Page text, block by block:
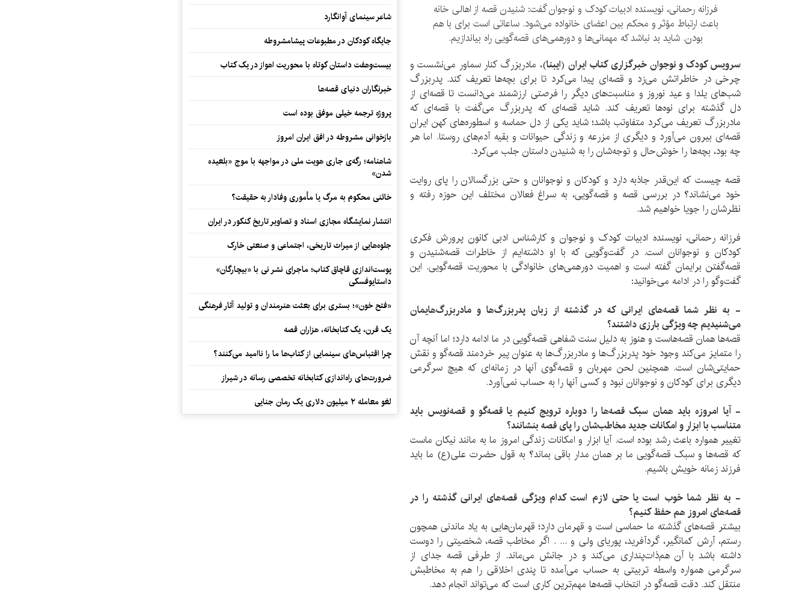
فرزانه رحمانی، نویسنده ادبیات کودک و نوجوان گفت: شنیدن قصه از اهالی خانه
باعث ارتباط مؤثر و محکم بین اعضای خانواده می‌شود. ساعاتی است برای با هم
بودن. شاید بد نباشد که مهمانی‌ها و دورهمی‌های قصه‌گویی راه بیاندازیم.
سرویس کودک و نوجوانخبرگزاری کتاب ایران(ایبنا)، مادربزرگ کنار سماور می‌نشست و
چرخی در خاطراتش می‌زد و قصه‌ای پیدا می‌کرد تا برای بچه‌ها تعریف کند. پدربزرگ
شب‌های یلدا و عید نوروز و مناسبت‌های دیگر را فرصتی ارزشمند می‌دانست تا قصه‌ای از
دل گذشته برای نوه‌ها تعریف کند. شاید قصه‌ای که پدربزرگ می‌گفت با قصه‌ای که
مادربزرگ تعریف می‌کرد متفاوتب باشد؛ شاید یکی از دل حماسه و اسطوره‌های کهن ایران
قصه‌ای بیرون می‌آورد و دیگری از مزرعه و زندگی حیوانات و بقیه آدم‌های روستا. اما هر
چه بود، بچه‌ها را خوش‌حال و توجه‌شان را به شنیدن داستان جلب می‌کرد.
قصه چیست که این‌قدر جاذبه دارد و کودکان و نوجوانان و حتی بزرگسالان را پای روایت
خود می‌نشاند؟ در بررسی قصه و قصه‌گویی، به سراغ فعالان مختلف این حوزه رفته و
نظرشان را جویا خواهیم شد.
فرزانه رحمانی، نویسنده ادبیات کودک و نوجوان و کارشناس ادبی کانون پرورش فکری
کودکان و نوجوانان است. در گفت‌وگویی که با او داشته‌ایم از خاطرات قصه‌شنیدن و
قصه‌گفتن برایمان گفته است و اهمیت دورهمی‌های خانوادگی با محوریت قصه‌گویی. این
گفت‌وگو را در ادامه می‌خوانید:
- به نظر شما قصه‌های ایرانی که در گذشته از زبان پدربزرگ‌ها و مادربزرگ‌هایمان
می‌شنیدیم چه ویژگی بارزی داشتند؟
قصه‌ها همان قصه‌هاست و هنوز به دلیل سنت شفاهی قصه‌گویی در ما ادامه دارد؛ اما آنچه آن
را متمایز می‌کند وجود خود پدربزرگ‌ها و مادربزرگ‌ها به عنوان پیر خردمند قصه‌گو و نقش
حمایتی‌شان است. همچنین لحن مهربان و قصه‌گوی آنها در زمانه‌ای که هیچ سرگرمی
دیگری برای کودکان و نوجوانان نبود و کسی آنها را به حساب نمی‌آورد.
- آیا امروزه باید همان سبک قصه‌ها را دوباره ترویج کنیم یا قصه‌گو و قصه‌نویس باید
متناسب با ابزار و امکانات جدید مخاطب‌شان را پای قصه بنشانند؟
تغییر همواره باعث رشد بوده است. آیا ابزار و امکانات زندگی امروز ما به مانند نیکان ماست
که قصه‌ها و سبک قصه‌گویی ما بر همان مدار باقی بماند؟ به قول حضرت علی(ع) ما باید
فرزند زمانه خویش باشیم.
- به نظر شما خوب است یا حتی لازم است کدام ویژگی قصه‌های ایرانی گذشته را در
قصه‌های امروز هم حفظ کنیم؟
بیشتر قصه‌های گذشته ما حماسی است و قهرمان دارد؛ قهرمان‌هایی به یاد ماندنی همچون
رستم، آرش کمانگیر، گردآفرید، پوریای ولی و ... . اگر مخاطب قصه، شخصیتی را دوست
داشته باشد با آن هم‌ذات‌پنداری می‌کند و در جانش می‌ماند. از طرفی قصه‌ جدای از
سرگرمی همواره واسطه تربیتی به حساب می‌آمده تا پندی اخلاقی را هم به مخاطبش
منتقل کند. دقت قصه‌گو در انتخاب قصه‌ها مهم‌ترین کاری است که می‌تواند انجام دهد.
شاعر سینمای آوانگارد
جایگاه کودکان در مطبوعات پیشامشروطه
بیست‌وهفت داستان کوتاه با محوریت اهواز در یک کتاب
خبرنگاران دنیای قصه‌ها
پروژه ترجمه خیلی موفق بوده است
بازخوانی مشروطه در افق ایران امروز
شاهنامه؛ رگه‌ی جاری هویت ملی در مواجهه با موج «بلعیده
شدن»
خائنی محکوم به مرگ یا مأموری وفادار به حقیقت؟
انتشار نمایشگاه مجازی اسناد و تصاویر تاریخ کنکور در ایران
جلوه‌هایی از میراث تاریخی، اجتماعی و صنعتی خارک
پوست‌اندازی قاچاق کتاب؛ ماجرای نشر نی با «بیچارگان»
داستایوفسکی
«فتح خون»؛ بستری برای بعثت هنرمندان و تولید آثار فرهنگی
یک قرن، یک کتابخانه، هزاران قصه
چرا اقتباس‌های سینمایی از کتاب‌ها ما را ناامید می‌کنند؟
ضرورت‌های راه‌اندازی کتابخانه تخصصی رسانه در شیراز
لغو معامله ۲ میلیون دلاری یک رمان جنایی